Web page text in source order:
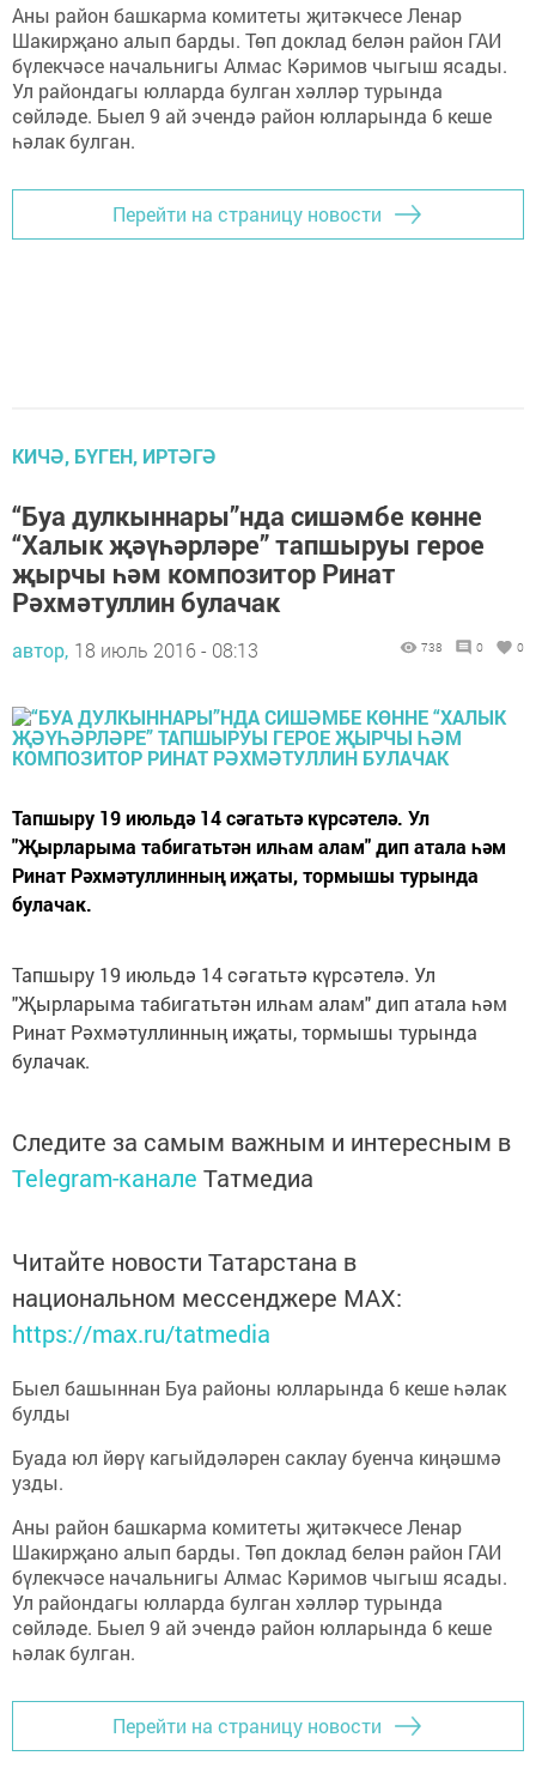
Аны район башкарма комитеты җитәкчесе Ленар
Шакирҗано алып барды. Төп доклад белән район ГАИ
бүлекчәсе начальнигы Алмас Кәримов чыгыш ясады.
Ул райондагы юлларда булган хәлләр турында
сөйләде. Быел 9 ай эчендә район юлларында 6 кеше
һәлак булган.
Перейти на страницу новости
КИЧӘ, БҮГЕН, ИРТӘГӘ
“Буа дулкыннары”нда сишәмбе көнне
“Халык җәүһәрләре” тапшыруы герое
җырчы һәм композитор Ринат
Рәхмәтуллин булачак
автор, 18 июль 2016 - 08:13 738 0 0
Тапшыру 19 июльдә 14 сәгатьтә күрсәтелә. Ул
"Җырларыма табигатьтән илһам алам" дип атала һәм
Ринат Рәхмәтуллинның иҗаты, тормышы турында
булачак.
Тапшыру 19 июльдә 14 сәгатьтә күрсәтелә. Ул
"Җырларыма табигатьтән илһам алам" дип атала һәм
Ринат Рәхмәтуллинның иҗаты, тормышы турында
булачак.
Следите за самым важным и интересным в
Telegram-канале Татмедиа
Читайте новости Татарстана в
национальном мессенджере MАХ:
https://max.ru/tatmedia
Быел башыннан Буа районы юлларында 6 кеше һәлак
булды
Буада юл йөрү кагыйдәләрен саклау буенча киңәшмә
узды.
Аны район башкарма комитеты җитәкчесе Ленар
Шакирҗано алып барды. Төп доклад белән район ГАИ
бүлекчәсе начальнигы Алмас Кәримов чыгыш ясады.
Ул райондагы юлларда булган хәлләр турында
сөйләде. Быел 9 ай эчендә район юлларында 6 кеше
һәлак булган.
Перейти на страницу новости